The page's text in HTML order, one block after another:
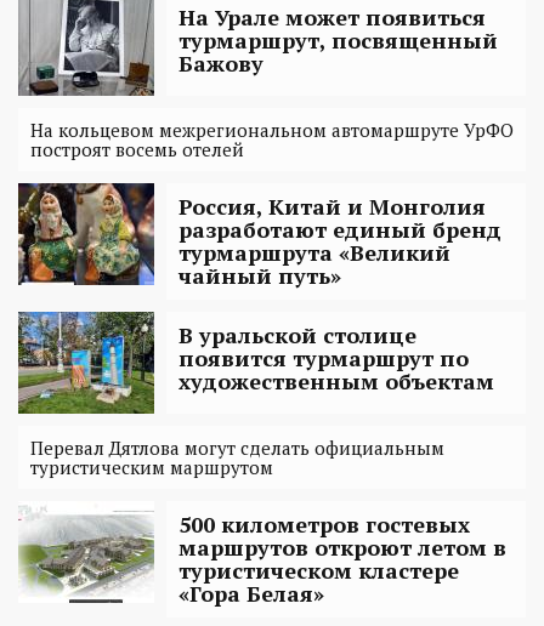
На Урале может появиться
турмаршрут, посвященный
Бажову
На кольцевом межрегиональном автомаршруте УрФО
построят восемь отелей
Россия, Китай и Монголия
разработают единый бренд
турмаршрута «Великий
чайный путь»
В уральской столице
появится турмаршрут по
художественным объектам
Перевал Дятлова могут сделать официальным
туристическим маршрутом
500 километров гостевых
маршрутов откроют летом в
туристическом кластере
«Гора Белая»